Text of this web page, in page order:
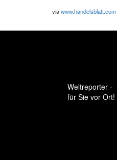
viawww.handelsblatt.com
Weltreporter -
für Sie vor Ort!